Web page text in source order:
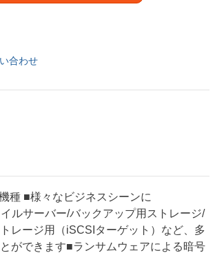
合わせ
種 ■様々なビジネスシーンに
ルサーバー/バックアップ用ストレージ/
レージ用（iSCSIターゲット）など、多
ができます■ランサムウェアによる暗号